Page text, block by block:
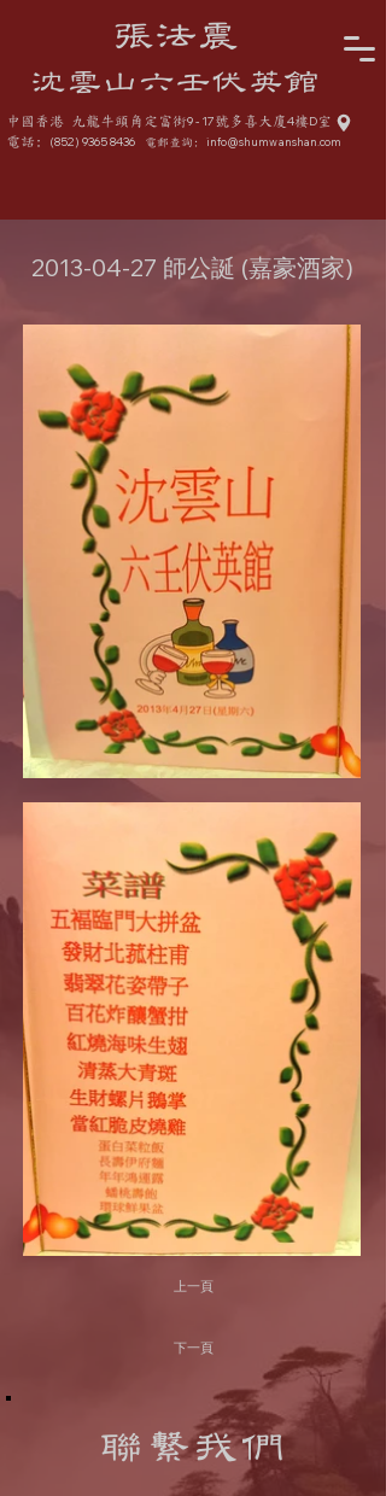
張法震
沈雲山六壬伏英館
中國香港 九龍牛頭角定富街9 - 17號多喜大廈4樓D室
電話: (852) 9365 8436 電郵查詢: info@shumwanshan.com
2013-04-27 師公誕 (嘉豪酒家)
上一頁
下一頁
聯繫我們